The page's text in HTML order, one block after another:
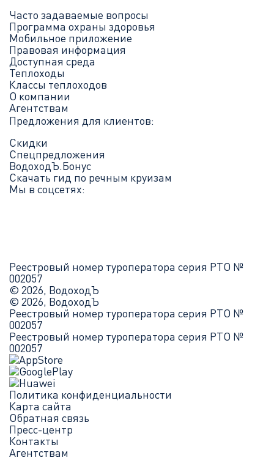
Часто задаваемые вопросы
Программа охраны здоровья
Мобильное приложение
Правовая информация
Доступная среда
Теплоходы
Классы теплоходов
О компании
Агентствам
Предложения для клиентов:
Скидки
Спецпредложения
ВодоходЪ.Бонус
Скачать гид по речным круизам
Мы в соцсетях:
Реестровый номер туроператора серия РТО №
002057
© 2026, ВодоходЪ
© 2026, ВодоходЪ
Реестровый номер туроператора серия РТО №
002057
Реестровый номер туроператора серия РТО №
002057
Политика конфиденциальности
Карта сайта
Обратная связь
Пресс-центр
Контакты
Агентствам